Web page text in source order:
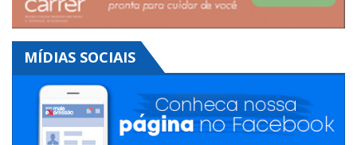
MÍDIAS SOCIAIS